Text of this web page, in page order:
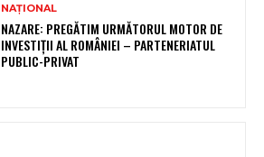
NAȚIONAL
NAZARE: PREGĂTIM URMĂTORUL MOTOR DE
INVESTIȚII AL ROMÂNIEI – PARTENERIATUL
PUBLIC-PRIVAT